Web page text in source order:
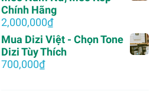
2,000,000₫.là:
Chính Hãng
2,000,000₫
Mua Dizi Việt - Chọn Tone
Dizi Tùy Thích
700,000₫